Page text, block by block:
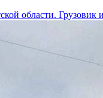
области. Грузовик